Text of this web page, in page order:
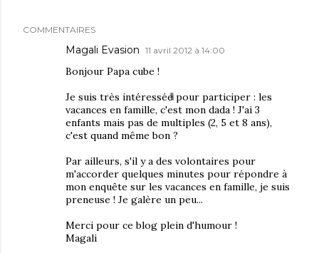
COMMENTAIRES
Magali Evasion 11 avril 2012 à 14:00
Bonjour Papa cube !
Je suis très intéressée pour participer : les
vacances en famille, c'est mon dada ! J'ai 3
enfants mais pas de multiples (2, 5 et 8 ans),
c'est quand même bon ?
Par ailleurs, s'il y a des volontaires pour
m'accorder quelques minutes pour répondre à
mon enquête sur les vacances en famille, je suis
preneuse ! Je galère un peu...
Merci pour ce blog plein d'humour !
Magali